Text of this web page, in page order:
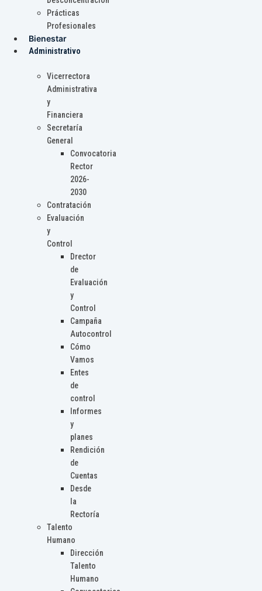
Prácticas
Profesionales
Bienestar
Administrativo
Vicerrectora
Administrativa
y
Financiera
Secretaría
General
Convocatoria
Rector
2026-
2030
Contratación
Evaluación
y
Control
Drector
de
Evaluación
y
Control
Campaña
Autocontrol
Cómo
Vamos
Entes
de
control
Informes
y
planes
Rendición
de
Cuentas
Desde
la
Rectoría
Talento
Humano
Dirección
Talento
Humano